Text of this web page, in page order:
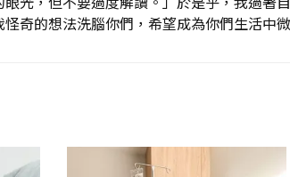
怪奇的想法洗腦你們，希望成為你們生活中